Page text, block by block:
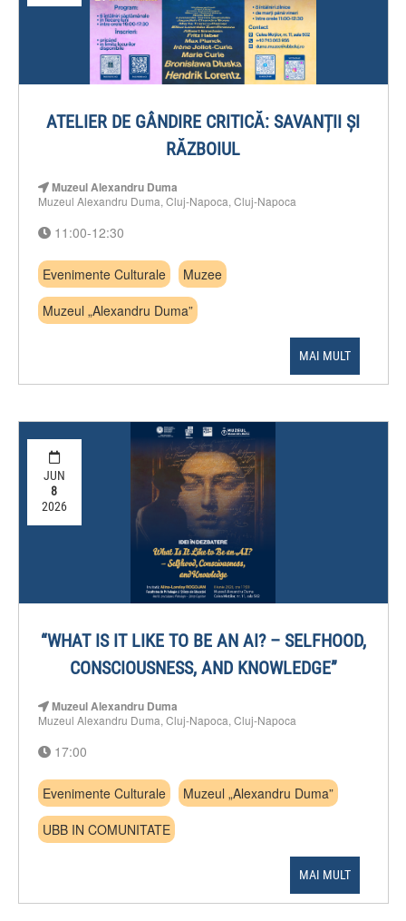
ATELIER DE GÂNDIRE CRITICĂ: SAVANȚII ȘI
RĂZBOIUL
Muzeul Alexandru Duma
Muzeul Alexandru Duma, Cluj-Napoca, Cluj-Napoca
11:00-12:30
Evenimente Culturale
Muzee
Muzeul „Alexandru Duma”
MAI MULT
JUN
8
2026
“WHAT IS IT LIKE TO BE AN AI? – SELFHOOD,
CONSCIOUSNESS, AND KNOWLEDGE”
Muzeul Alexandru Duma
Muzeul Alexandru Duma, Cluj-Napoca, Cluj-Napoca
17:00
Evenimente Culturale
Muzeul „Alexandru Duma”
UBB IN COMUNITATE
MAI MULT